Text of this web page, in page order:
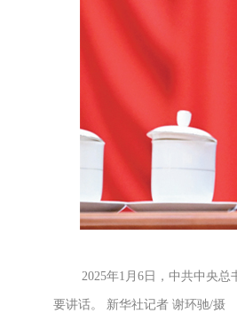
2025年1月6日，中共中央
要讲话。 新华社记者 谢环驰/摄